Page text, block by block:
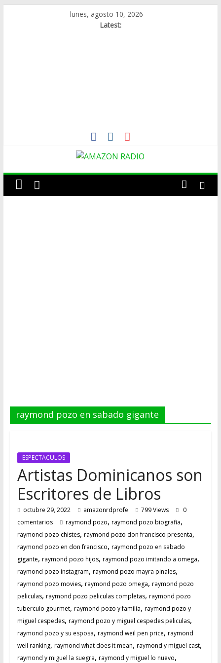
lunes, agosto 10, 2026
Latest:
AMAZON
raymond pozo en sabado gigante
ESPECTACULOS
Artistas Dominicanos son
Escritores de Libros
octubre 29, 2022 amazonrdprofe 799 Views
0
comentarios
raymond pozo, raymond pozo biografia,
raymond pozo chistes, raymond pozo don francisco presenta,
raymond pozo en don francisco, raymond pozo en sabado
gigante, raymond pozo hijos, raymond pozo imitando a omega,
raymond pozo instagram, raymond pozo mayra pinales,
raymond pozo movies, raymond pozo omega, raymond pozo
peliculas, raymond pozo peliculas completas, raymond pozo
tuberculo gourmet, raymond pozo y familia, raymond pozo y
miguel cespedes, raymond pozo y miguel cespedes peliculas,
raymond pozo y su esposa, raymond weil pen price, raymond
weil ranking, raymond what does it mean, raymond y miguel cast,
raymond y miguel la suegra, raymond y miguel lo nuevo,